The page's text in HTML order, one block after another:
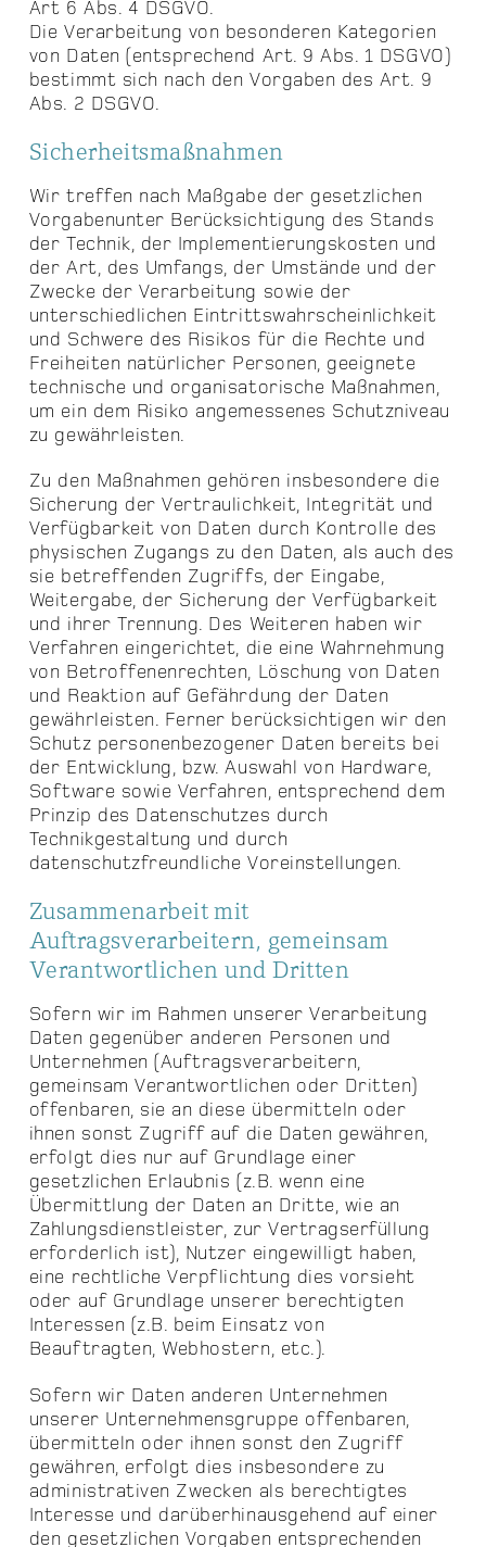
Art 6 Abs. 4 DSGVO.
Die Verarbeitung von besonderen Kategorien
von Daten (entsprechend Art. 9 Abs. 1 DSGVO)
bestimmt sich nach den Vorgaben des Art. 9
Abs. 2 DSGVO.
Sicherheitsmaßnahmen
Wir treffen nach Maßgabe der gesetzlichen
Vorgabenunter Berücksichtigung des Stands
der Technik, der Implementierungskosten und
der Art, des Umfangs, der Umstände und der
Zwecke der Verarbeitung sowie der
unterschiedlichen Eintrittswahrscheinlichkeit
und Schwere des Risikos für die Rechte und
Freiheiten natürlicher Personen, geeignete
technische und organisatorische Maßnahmen,
um ein dem Risiko angemessenes Schutzniveau
zu gewährleisten.
Zu den Maßnahmen gehören insbesondere die
Sicherung der Vertraulichkeit, Integrität und
Verfügbarkeit von Daten durch Kontrolle des
physischen Zugangs zu den Daten, als auch des
sie betreffenden Zugriffs, der Eingabe,
Weitergabe, der Sicherung der Verfügbarkeit
und ihrer Trennung. Des Weiteren haben wir
Verfahren eingerichtet, die eine Wahrnehmung
von Betroffenenrechten, Löschung von Daten
und Reaktion auf Gefährdung der Daten
gewährleisten. Ferner berücksichtigen wir den
Schutz personenbezogener Daten bereits bei
der Entwicklung, bzw. Auswahl von Hardware,
Software sowie Verfahren, entsprechend dem
Prinzip des Datenschutzes durch
Technikgestaltung und durch
datenschutzfreundliche Voreinstellungen.
Zusammenarbeit mit
Auftragsverarbeitern, gemeinsam
Verantwortlichen und Dritten
Sofern wir im Rahmen unserer Verarbeitung
Daten gegenüber anderen Personen und
Unternehmen (Auftragsverarbeitern,
gemeinsam Verantwortlichen oder Dritten)
offenbaren, sie an diese übermitteln oder
ihnen sonst Zugriff auf die Daten gewähren,
erfolgt dies nur auf Grundlage einer
gesetzlichen Erlaubnis (z.B. wenn eine
Übermittlung der Daten an Dritte, wie an
Zahlungsdienstleister, zur Vertragserfüllung
erforderlich ist), Nutzer eingewilligt haben,
eine rechtliche Verpflichtung dies vorsieht
oder auf Grundlage unserer berechtigten
Interessen (z.B. beim Einsatz von
Beauftragten, Webhostern, etc.).
Sofern wir Daten anderen Unternehmen
unserer Unternehmensgruppe offenbaren,
übermitteln oder ihnen sonst den Zugriff
gewähren, erfolgt dies insbesondere zu
administrativen Zwecken als berechtigtes
Interesse und darüberhinausgehend auf einer
den gesetzlichen Vorgaben entsprechenden